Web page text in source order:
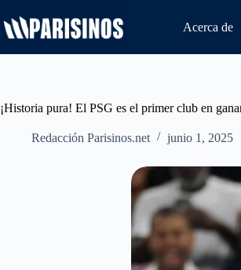
al
contenido
Acerca de
¡Historia pura! El PSG es el primer club en
Redacción Parisinos.net junio 1, 2025